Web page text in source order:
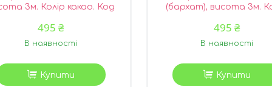
3м. Колір какао. Код
495 ₴
В наявності
Купити
(бархат), висота 3м.
495 ₴
В наявності
Купити